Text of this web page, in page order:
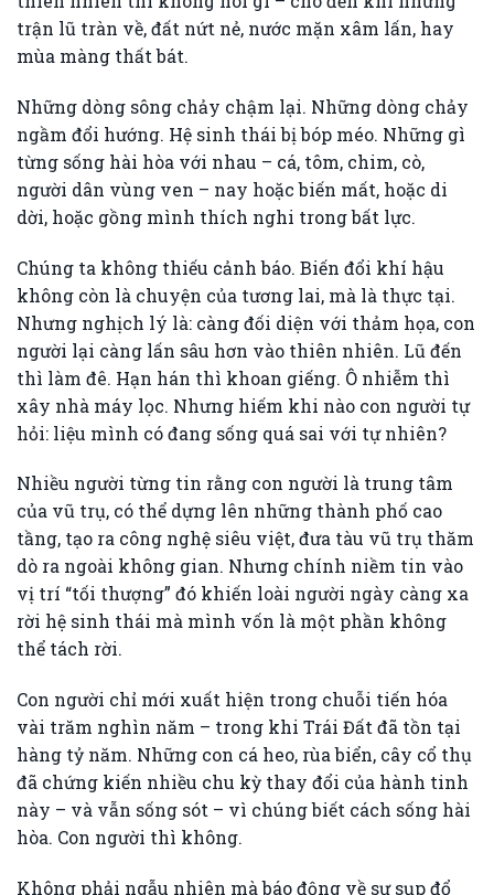
trận lũ tràn về, đất nứt nẻ, nước mặn xâm lấn, hay
mùa màng thất bát.
Những dòng sông chảy chậm lại. Những dòng chảy
ngầm đổi hướng. Hệ sinh thái bị bóp méo. Những gì
từng sống hài hòa với nhau – cá, tôm, chim, cò,
người dân vùng ven – nay hoặc biến mất, hoặc di
dời, hoặc gồng mình thích nghi trong bất lực.
Chúng ta không thiếu cảnh báo. Biến đổi khí hậu
không còn là chuyện của tương lai, mà là thực tại.
Nhưng nghịch lý là: càng đối diện với thảm họa, con
người lại càng lấn sâu hơn vào thiên nhiên. Lũ đến
thì làm đê. Hạn hán thì khoan giếng. Ô nhiễm thì
xây nhà máy lọc. Nhưng hiếm khi nào con người tự
hỏi: liệu mình có đang sống quá sai với tự nhiên?
Nhiều người từng tin rằng con người là trung tâm
của vũ trụ, có thể dựng lên những thành phố cao
tầng, tạo ra công nghệ siêu việt, đưa tàu vũ trụ thăm
dò ra ngoài không gian. Nhưng chính niềm tin vào
vị trí “tối thượng” đó khiến loài người ngày càng xa
rời hệ sinh thái mà mình vốn là một phần không
thể tách rời.
Con người chỉ mới xuất hiện trong chuỗi tiến hóa
vài trăm nghìn năm – trong khi Trái Đất đã tồn tại
hàng tỷ năm. Những con cá heo, rùa biển, cây cổ thụ
đã chứng kiến nhiều chu kỳ thay đổi của hành tinh
này – và vẫn sống sót – vì chúng biết cách sống hài
hòa. Con người thì không.
Không phải ngẫu nhiên mà báo động về sự sụp đổ